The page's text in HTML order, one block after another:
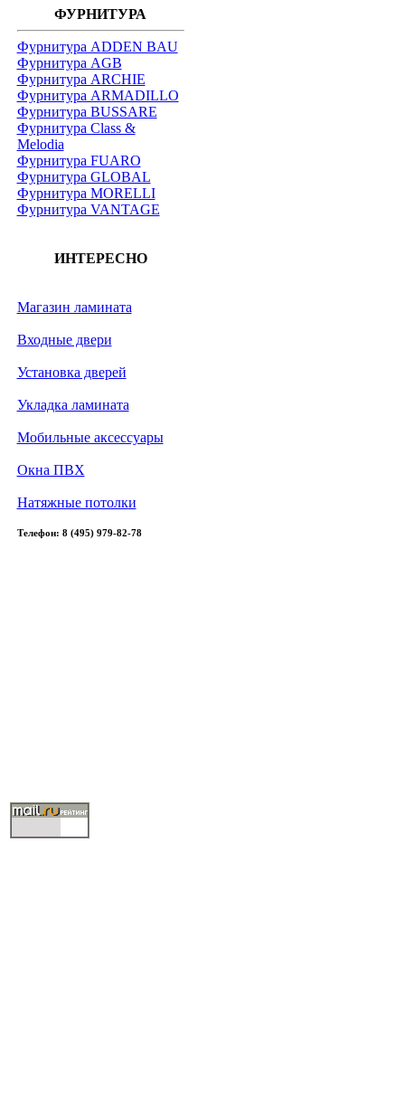
ФУРНИТУРА
Фурнитура ADDEN BAU
Фурнитура AGB
Фурнитура ARCHIE
Фурнитура ARMADILLO
Фурнитура BUSSARE
Фурнитура Class &
Melodia
Фурнитура FUARO
Фурнитура GLOBAL
Фурнитура MORELLI
Фурнитура VANTAGE
ИНТЕРЕСНО
Магазин ламината
Входные двери
Установка дверей
Укладка ламината
Мобильные аксессуары
Окна ПВХ
Натяжные потолки
Телефон: 8 (495) 979-82-78